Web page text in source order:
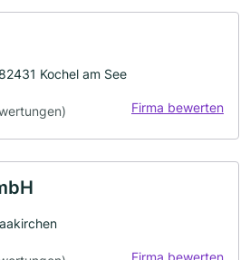
Kochel am See
Firma bewerten
Firma bewerten